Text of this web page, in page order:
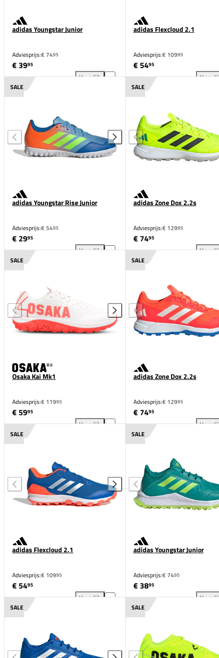
adidas Youngstar Junior
Adviesprijs:€ 7495
€ 3995
Vergelijk
adidas Youngstar Junior toevoegen aan vergelijking
adidas Flexcloud 2.1
Adviesprijs:€ 10995
€ 5495
SALE
adidas Youngstar Rise Junior
Adviesprijs:€ 5495
€ 2995
Vergelijk
adidas Youngstar Rise Junior toevoegen aan
SALE
adidas Zone Dox 2.2s
Adviesprijs:€ 12995
€ 7495
SALE
Osaka Kai Mk1
Adviesprijs:€ 11995
€ 5995
Vergelijk
Osaka Kai Mk1 toevoegen aan vergelijking
SALE
adidas Zone Dox 2.2s
Adviesprijs:€ 12995
€ 7495
SALE
adidas Flexcloud 2.1
Adviesprijs:€ 10995
€ 5495
Vergelijk
adidas Flexcloud 2.1 toevoegen aan vergelijking
SALE
adidas Youngstar Junior
Adviesprijs:€ 7495
€ 3895
SALE SALE